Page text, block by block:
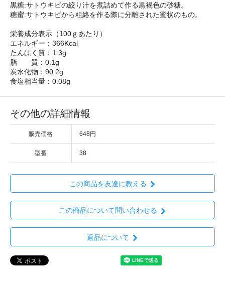
黒糖:サトウキビの絞り汁を煮詰めて作る黒褐色の砂糖。
糖蜜:サトウキビから粗絡を作る際に分離された蜜状のもの。
栄養成分表示（100ｇあたり）
エネルギー：366Kcal
たんぱく質：1.3g
脂 質：0.1g
炭水化物：90.2g
食塩相当量：0.08g
その他の詳細情報
販売価格 648円
型番 38
この商品を友達に教える
この商品について問い合わせる
返品について